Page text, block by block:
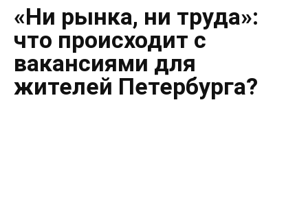
«Ни рынка, ни труда»:
что происходит с
вакансиями для
жителей Петербурга?